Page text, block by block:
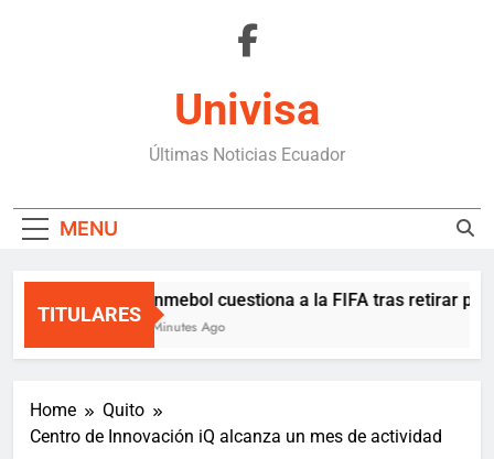
Univisa
Últimas Noticias Ecuador
MENU
TITULARES
Conmebol cuestiona a la FIFA tras retirar
18 Minutes Ago
Home
Quito
Centro de Innovación iQ alcanza un mes de actividad